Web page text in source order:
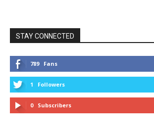
STAY CONNECTED
789 Fans
1 Followers
0 Subscribers